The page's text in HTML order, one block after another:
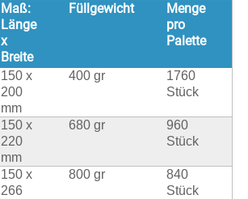
Maß:
Länge
x
Breite
Füllgewicht
Menge
pro
Palette
150 x
200
mm
400 gr
1760
Stück
150 x
220
mm
680 gr
960
Stück
150 x
266
800 gr
840
Stück